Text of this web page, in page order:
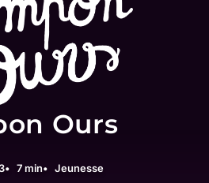
Ours
7 min Jeunesse